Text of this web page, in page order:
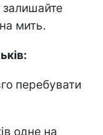
залишайте
мить.
перебувати
одне на